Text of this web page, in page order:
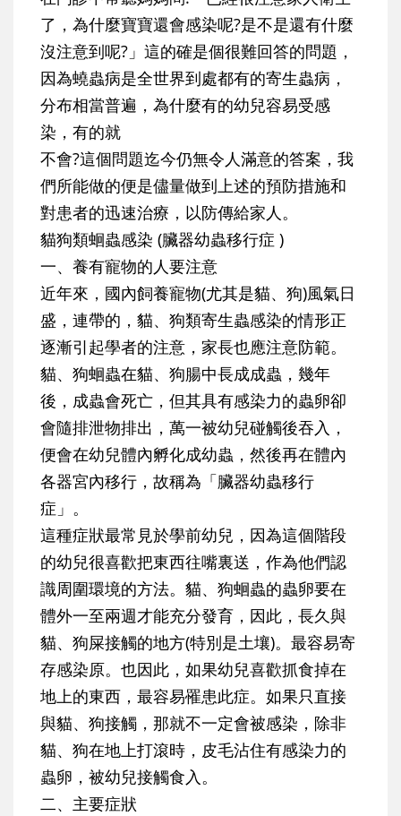
了，為什麼寶寶還會感染呢?是不是還有什麼
沒注意到呢?」這的確是個很難回答的問題，
因為蟯蟲病是全世界到處都有的寄生蟲病，
分布相當普遍，為什麼有的幼兒容易受感
染，有的就
不會?這個問題迄今仍無令人滿意的答案，我
們所能做的便是儘量做到上述的預防措施和
對患者的迅速治療，以防傳給家人。
貓狗類蛔蟲感染 (臟器幼蟲移行症 )
一、養有寵物的人要注意
近年來，國內飼養寵物(尤其是貓、狗)風氣日
盛，連帶的，貓、狗類寄生蟲感染的情形正
逐漸引起學者的注意，家長也應注意防範。
貓、狗蛔蟲在貓、狗腸中長成成蟲，幾年
後，成蟲會死亡，但其具有感染力的蟲卵卻
會隨排泄物排出，萬一被幼兒碰觸後吞入，
便會在幼兒體內孵化成幼蟲，然後再在體內
各器宮內移行，故稱為「臟器幼蟲移行
症」。
這種症狀最常見於學前幼兒，因為這個階段
的幼兒很喜歡把東西往嘴裏送，作為他們認
識周圍環境的方法。貓、狗蛔蟲的蟲卵要在
體外一至兩週才能充分發育，因此，長久與
貓、狗屎接觸的地方(特別是土壤)。最容易寄
存感染原。也因此，如果幼兒喜歡抓食掉在
地上的東西，最容易罹患此症。如果只直接
與貓、狗接觸，那就不一定會被感染，除非
貓、狗在地上打滾時，皮毛沾住有感染力的
蟲卵，被幼兒接觸食入。
二、主要症狀